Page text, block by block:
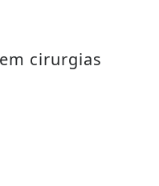
cirurgias